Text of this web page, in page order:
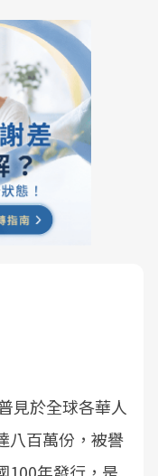
見於全球各華人
八百萬份，被譽